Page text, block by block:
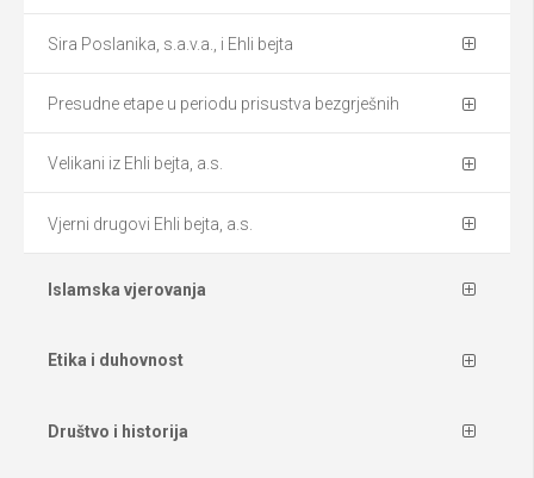
Sira Poslanika, s.a.v.a., i Ehli bejta
Presudne etape u periodu prisustva bezgrješnih
Velikani iz Ehli bejta, a.s.
Vjerni drugovi Ehli bejta, a.s.
Islamska vjerovanja
Etika i duhovnost
Društvo i historija